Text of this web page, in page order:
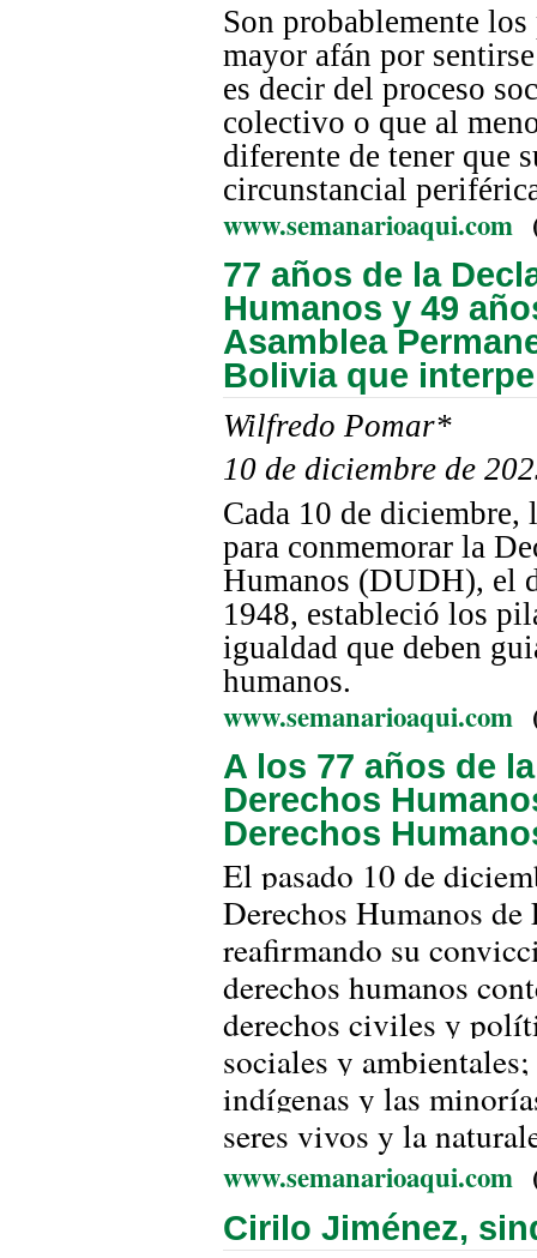
Son probablemente
mayor afán por
es decir del proceso
colectivo o que al
diferente de tener que
circunstancial
www.semanarioaqui.com
77 años de la
Humanos y 49
Asamblea
Bolivia que
Wilfredo Pomar*
10 de diciembre de
Cada 10 de diciembre,
para conmemorar la
Humanos (DUDH), el
1948, estableció los
igualdad que deben
humanos.
www.semanarioaqui.com
A los 77 años de
Derechos
Derechos
El pasado 10 de
Derechos Humanos
reafirmando su
derechos humanos
derechos civiles y
sociales y
indígenas y las
seres vivos y la
www.semanarioaqui.com
Cirilo Jiménez,